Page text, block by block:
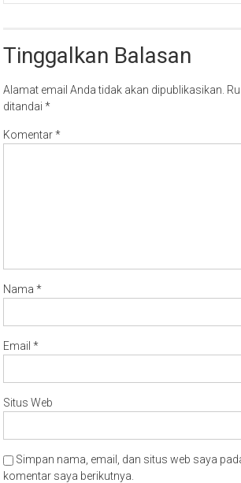
Tinggalkan Balasan
Alamat email Anda tidak akan dipublikasikan.
ditandai*
Komentar*
Nama*
Email*
Situs Web
Simpan nama, email, dan situs web saya
komentar saya berikutnya.